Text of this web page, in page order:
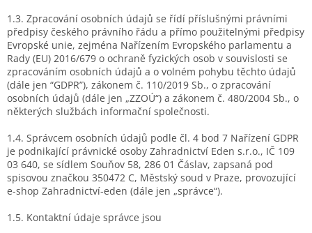
1.3. Zpracování osobních údajů se řídí příslušnými právními
předpisy českého právního řádu a přímo použitelnými předpisy
Evropské unie, zejména Nařízením Evropského parlamentu a
Rady (EU) 2016/679 o ochraně fyzických osob v souvislosti se
zpracováním osobních údajů a o volném pohybu těchto údajů
(dále jen “GDPR”), zákonem č. 110/2019 Sb., o zpracování
osobních údajů (dále jen „ZZOÚ“) a zákonem č. 480/2004 Sb., o
některých službách informační společnosti.
1.4. Správcem osobních údajů podle čl. 4 bod 7 Nařízení GDPR
je podnikající právnické osoby Zahradnictví Eden s.r.o., IČ 109
03 640, se sídlem Souňov 58, 286 01 Čáslav, zapsaná pod
spisovou značkou 350472 C, Městský soud v Praze, provozující
e-shop Zahradnictví-eden (dále jen „správce“).
1.5. Kontaktní údaje správce jsou